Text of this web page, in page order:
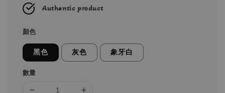
Authentic product
顏色
黑色 灰色 象牙白
數量